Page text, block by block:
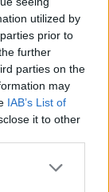
utilized by
prior to
further
parties on the
may
IAB’s List of
it to other
iš savo
o